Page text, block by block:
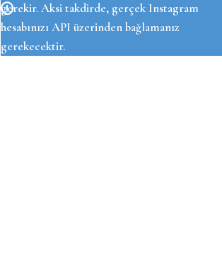
gerekir. Aksi takdirde, gerçek Instagram
hesabınızı API üzerinden bağlamanız
gerekecektir.